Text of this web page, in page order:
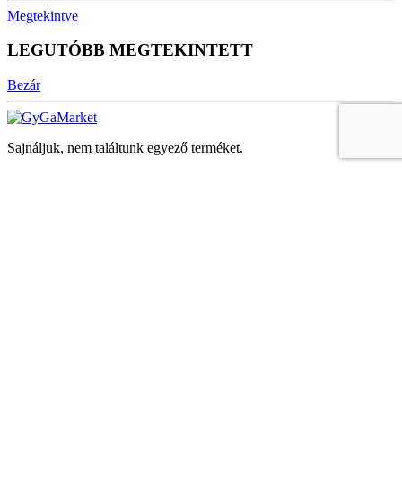
Megtekintve
LEGUTÓBB MEGTEKINTETT
Bezár
Sajnáljuk, nem találtunk egyező terméket.